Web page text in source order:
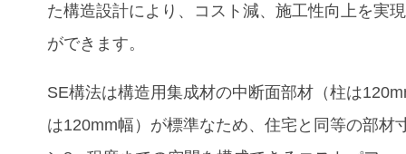
た構造設計により、コスト減、施工性向上を実
ができます。
SE構法は構造用集成材の中断面部材（柱は
は120mm幅）が標準なため、住宅と同等の部材